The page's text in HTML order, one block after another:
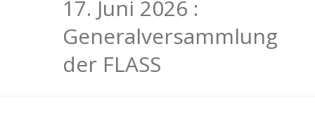
17. Juni 2026 :
Generalversammlung
der FLASS